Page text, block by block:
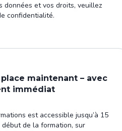
données et vos droits, veuillez
confidentialité.
maintenant – avec
immédiat
est accessible jusqu’à 15
de la formation, sur